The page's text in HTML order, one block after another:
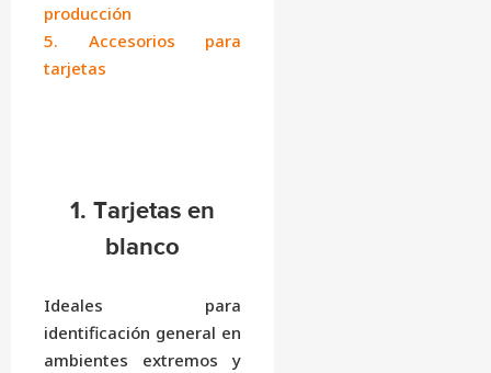
producción
5. Accesorios para
tarjetas
1. Tarjetas en
blanco
Ideales para
identificación general en
ambientes extremos y